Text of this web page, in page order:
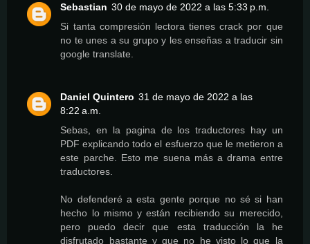
Sebastian 30 de mayo de 2022 a las 5:33 p.m.
Si tanta compresión lectora tienes crack por que
no te unes a su grupo y les enseñas a traducir sin
google translate.
Daniel Quintero 31 de mayo de 2022 a las
8:22 a.m.
Sebas, en la pagina de los traductores hay un
PDF explicando todo el esfuerzo que le metieron a
este parche. Esto me suena más a drama entre
traductores.
No defenderé a esta gente porque no sé si han
hecho lo mismo y están recibiendo su merecido,
pero puedo decir que esta traducción la he
disfrutado bastante y que no he visto lo que la